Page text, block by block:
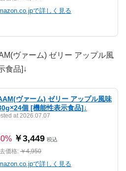
で詳しく見る
ヴァーム) ゼリー アップル風
食品]↓
ヴァーム) ゼリー アップル風味
個 [機能性表示食品]↓
at 2026.07.07
￥3,449 税込
価格: ￥4,950
で詳しく見る